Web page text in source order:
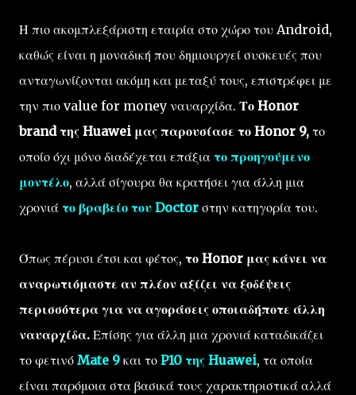
Η πιο ακομπλεξάριστη εταιρία στο χώρο του Android,
καθώς είναι η μοναδική που δημιουργεί συσκευές που
ανταγωνίζονται ακόμη και μεταξύ τους, επιστρέφει με
την πιο value for money ναυαρχίδα. Το Honor
brand της Huawei μας παρουσίασε το Honor 9, το
οποίο όχι μόνο διαδέχεται επάξια το προηγούμενο
μοντέλο, αλλά σίγουρα θα κρατήσει για άλλη μια
χρονιά το βραβείο του Doctor στην κατηγορία του.
Όπως πέρυσι έτσι και φέτος, το Honor μας κάνει να
αναρωτιόμαστε αν πλέον αξίζει να ξοδέψεις
περισσότερα για να αγοράσεις οποιαδήποτε άλλη
ναυαρχίδα. Επίσης για άλλη μια χρονιά καταδικάζει
το φετινό Mate 9 και το P10 της Huawei, τα οποία
είναι παρόμοια στα βασικά τους χαρακτηριστικά αλλά